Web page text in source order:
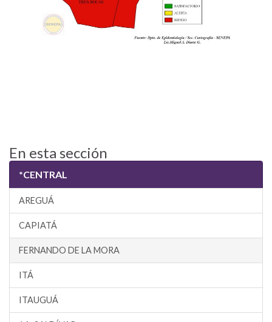
En esta sección
*CENTRAL
AREGUÁ
CAPIATÁ
FERNANDO DE LA MORA
ITÁ
ITAUGUÁ